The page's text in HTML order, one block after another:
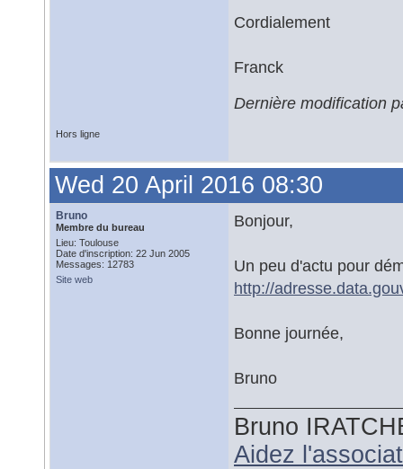
Cordialement
Franck
Dernière modification
Hors ligne
Wed 20 April 2016 08:30
Bruno
Membre du bureau
Lieu: Toulouse
Date d'inscription: 22 Jun 2005
Messages: 12783
Site web
Bonjour,
Un peu d'actu pour
http://
Bonne journée,
Bruno
Bruno
Aidez